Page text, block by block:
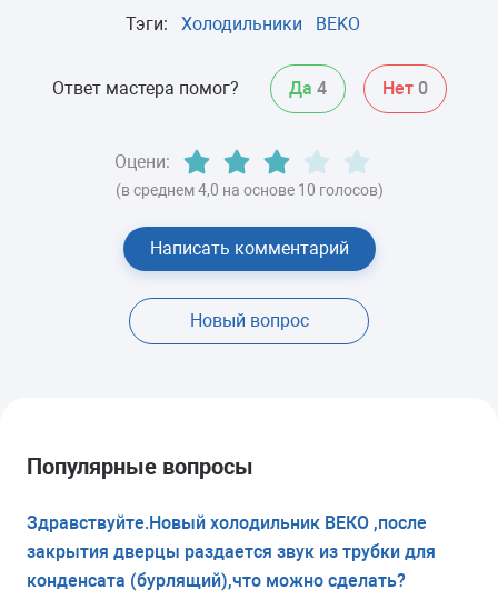
Тэги: Холодильники BEKO
Ответ мастера помог? Да 4 Нет 0
Оцени:
(в среднем 4,0 на основе 10 голосов)
Написать комментарий
Новый вопрос
Популярные вопросы
Здравствуйте.Новый холодильник ВЕКО ,после
закрытия дверцы раздается звук из трубки для
конденсата (бурлящий),что можно сделать?